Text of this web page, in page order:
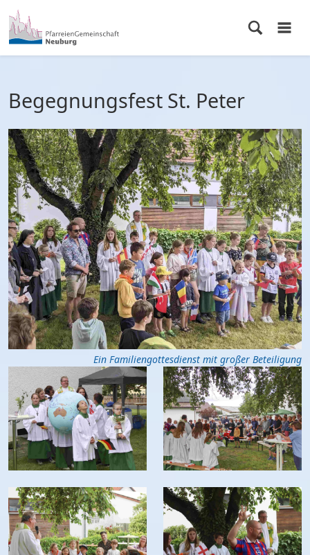
Begegnungsfest St. Peter
Ein Familiengottesdienst mit großer Beteiligung